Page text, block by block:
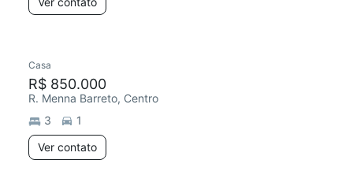
Casa
R$ 850.000
R. Menna Barreto, Centro
3
1
Ver contato